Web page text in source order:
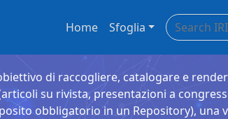
Home Sfoglia
di raccogliere, catalogare e
su rivista, presentazioni a
obbligatorio in un Repository), una